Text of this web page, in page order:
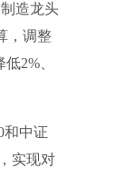
造龙头
，调整
2%、
中证
实现对